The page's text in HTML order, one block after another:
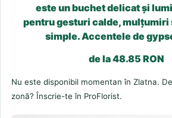
este un buchet delicat și
pentru gesturi calde, mulțumiri
simple. Accentele de
de la 48.85 RON
Nu este disponibil momentan în Zlatna.
zonă? Înscrie-te în ProFlorist.